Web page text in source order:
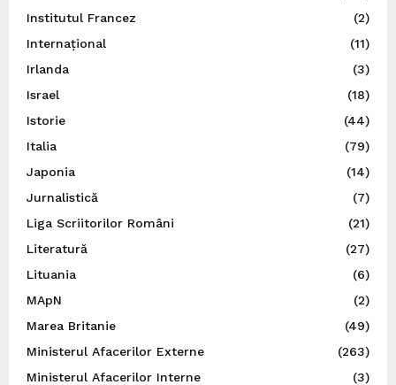
Institutul Francez
(2)
Internațional
(11)
Irlanda
(3)
Israel
(18)
Istorie
(44)
Italia
(79)
Japonia
(14)
Jurnalistică
(7)
Liga Scriitorilor Români
(21)
Literatură
(27)
Lituania
(6)
MApN
(2)
Marea Britanie
(49)
Ministerul Afacerilor Externe
(263)
Ministerul Afacerilor Interne
(3)